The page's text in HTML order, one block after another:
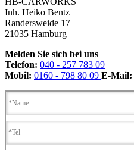
Inh. Heiko Bentz
Randersweide 17
21035 Hamburg
Melden Sie sich bei uns
Telefon: 040 - 257 783 09
Mobil: 0160 - 798 80 09 E-Mail: